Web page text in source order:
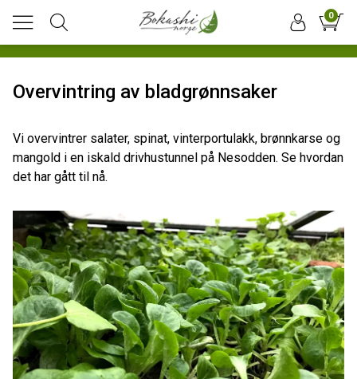
0
Overvintring av bladgrønnsaker
Vi overvintrer salater, spinat, vinterportulakk, brønnkarse og
mangold i en iskald drivhustunnel på Nesodden. Se hvordan
det har gått til nå.